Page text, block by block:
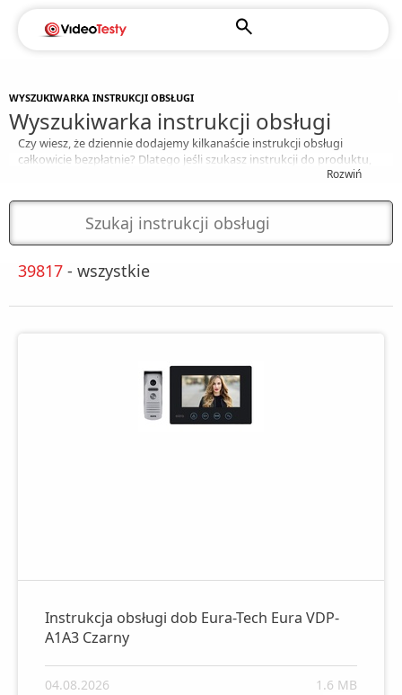
WYSZUKIWARKA INSTRUKCJI OBSŁUGI
Wyszukiwarka instrukcji obsługi
Czy wiesz, że dziennie dodajemy kilkanaście instrukcji obsługi
całkowicie bezpłatnie? Dlatego jeśli szukasz instrukcji do produktu,
wpisz jego nazwę w wyszukiwarce, a następnie kliknij enter.
produktu zporównywarki produktów.Za darmo!
Rozwiń
39817 - wszystkie
Instrukcja obsługi dob Eura-Tech Eura VDP-
A1A3 Czarny
1.6 MB
04.08.2026